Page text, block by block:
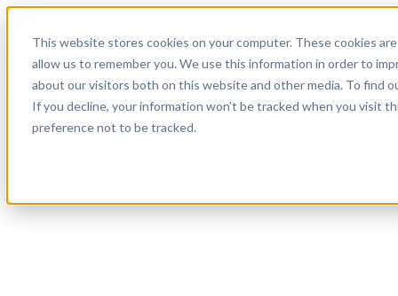
This website stores cookies on your computer. These cookies
allow us to remember you. We use this information in order to
about our visitors both on this website and other media. To find
If you decline, your information won’t be tracked when you visit
preference not to be tracked.
Soporte
Empresa
Empieza ahora